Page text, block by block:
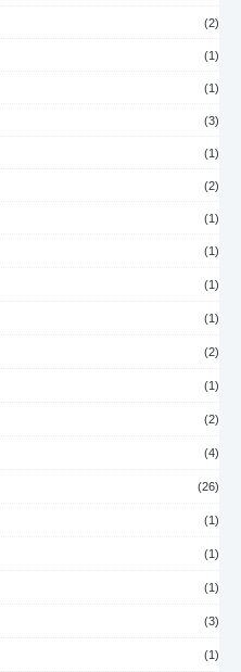
(2)
(1)
(1)
(3)
(1)
(2)
(1)
(1)
(1)
(1)
(2)
(1)
(2)
(4)
(26)
(1)
(1)
(1)
(3)
(1)